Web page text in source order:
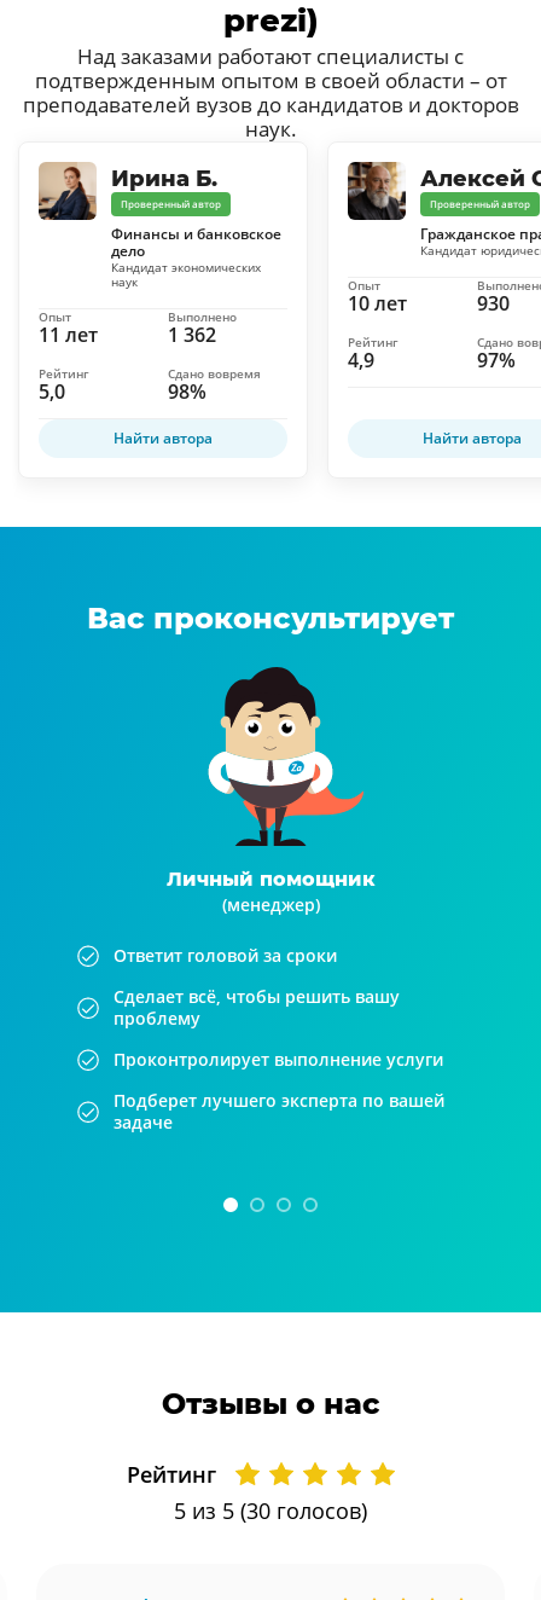
prezi)
Над заказами работают специалисты с
подтвержденным опытом в своей области – от
преподавателей вузов до кандидатов и докторов
наук.
Ирина Б.
Проверенный автор
Финансы и банковское
дело
Кандидат экономических
наук
11 лет
Опыт
1 362
Выполнено
5,0
Рейтинг
98%
Сдано вовремя
Найти автора
Алексей
Проверенный автор
Гражданское
Кандидат
10 лет
Опыт
930
4,9
Рейтинг
97%
Сдано
Найти автора
Вас проконсультирует
Личный помощник
(менеджер)
Ответит головой за сроки
Сделает всё, чтобы решить вашу
проблему
Проконтролирует выполнение услуги
Подберет лучшего эксперта по вашей
задаче
Отзывы о нас
Рейтинг
5 из 5 (30 голосов)